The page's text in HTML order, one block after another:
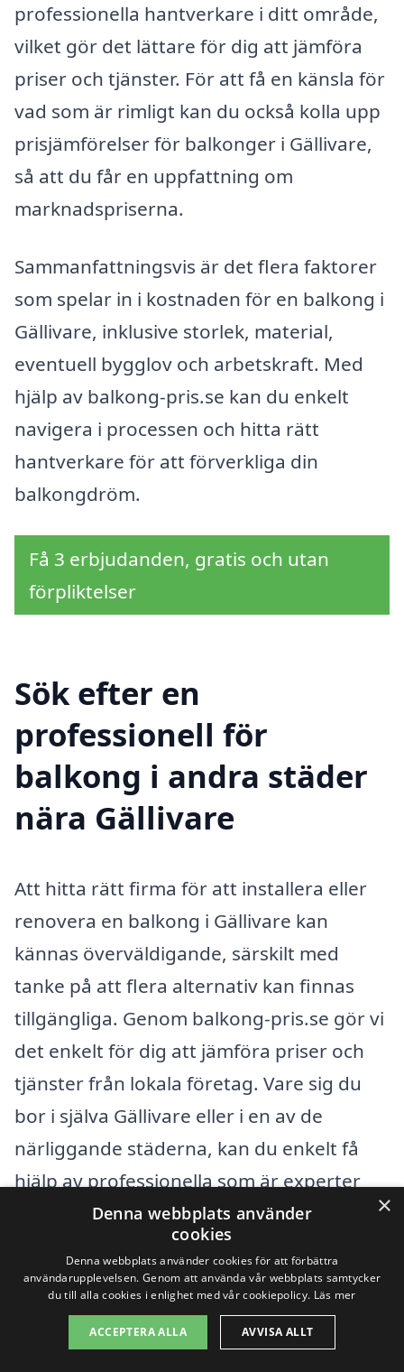
professionella hantverkare i ditt område,
vilket gör det lättare för dig att jämföra
priser och tjänster. För att få en känsla för
vad som är rimligt kan du också kolla upp
prisjämförelser för balkonger i Gällivare,
så att du får en uppfattning om
marknadspriserna.
Sammanfattningsvis är det flera faktorer
som spelar in i kostnaden för en balkong i
Gällivare, inklusive storlek, material,
eventuell bygglov och arbetskraft. Med
hjälp av balkong-pris.se kan du enkelt
navigera i processen och hitta rätt
hantverkare för att förverkliga din
balkongdröm.
Få 3 erbjudanden, gratis och utan
förpliktelser
Sök efter en
professionell för
balkong i andra städer
nära Gällivare
Att hitta rätt firma för att installera eller
renovera en balkong i Gällivare kan
kännas överväldigande, särskilt med
tanke på att flera alternativ kan finnas
tillgängliga. Genom balkong-pris.se gör vi
det enkelt för dig att jämföra priser och
tjänster från lokala företag. Vare sig du
bor i själva Gällivare eller i en av de
närliggande städerna, kan du enkelt få
hjälp av professionella som är experter
inom området.
Det kan vara fördelaktigt att överväga
företag i omkringliggande städer, såsom:
×
Denna webbplats använder
cookies
Denna webbplats använder cookies för att förbättra
användarupplevelsen. Genom att använda vår webbplats samtycker
du till alla cookies i enlighet med vår cookiepolicy. Läs mer
ACCEPTERA ALLA AVVISA ALLT